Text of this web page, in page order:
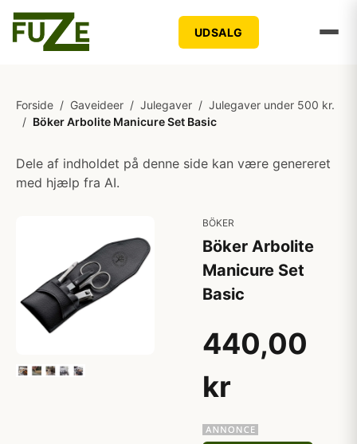
UDSALG
Forside / Gaveideer / Julegaver / Julegaver under 500 kr.
/ Böker Arbolite Manicure Set Basic
Dele af indholdet på denne side kan være genereret
med hjælp fra AI.
BÖKER
Böker Arbolite
Manicure Set
Basic
440,00
kr